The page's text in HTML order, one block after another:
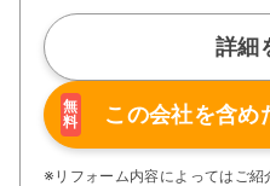
詳細
無
料
この会社を含め
※リフォーム内容によってはご紹